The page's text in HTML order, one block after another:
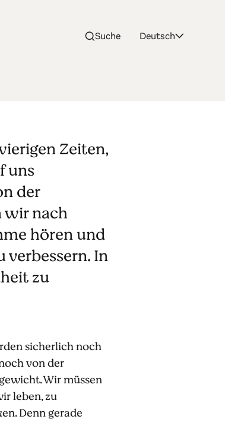
Suche Deutsch
Zeiten,
uns
der
wir nach
hören und
verbessern. In
zu
sicherlich noch
von der
Wir müssen
leben, zu
Denn gerade